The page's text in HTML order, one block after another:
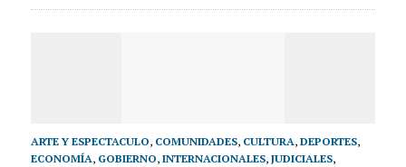
ARTE Y ESPECTACULO, COMUNIDADES, CULTURA, DEPORTES,
ECONOMÍA, GOBIERNO, INTERNACIONALES, JUDICIALES,